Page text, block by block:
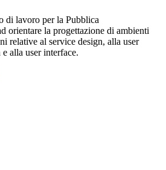
di lavoro per la Pubblica
orientare la progettazione di ambienti
relative al service design, alla user
alla user interface.